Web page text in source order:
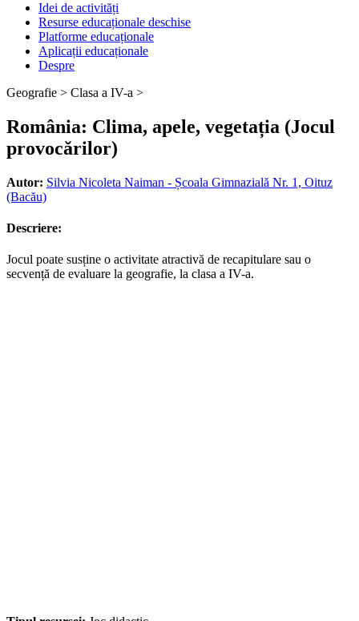
Idei de activități
Resurse educaționale deschise
Platforme educaționale
Aplicații educaționale
Despre
Geografie > Clasa a IV-a >
România: Clima, apele, vegetația (Jocul
provocărilor)
Autor: Silvia Nicoleta Naiman - Școala Gimnazială Nr. 1, Oituz
(Bacău)
Descriere:
Jocul poate susține o activitate atractivă de recapitulare sau o
secvență de evaluare la geografie, la clasa a IV-a.